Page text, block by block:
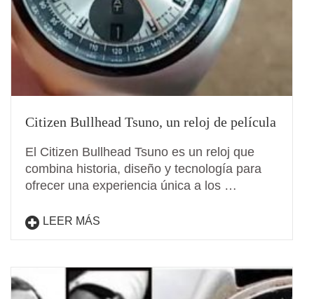
Citizen Bullhead Tsuno, un reloj de película
El Citizen Bullhead Tsuno es un reloj que
combina historia, diseño y tecnología para
ofrecer una experiencia única a los …
LEER MÁS